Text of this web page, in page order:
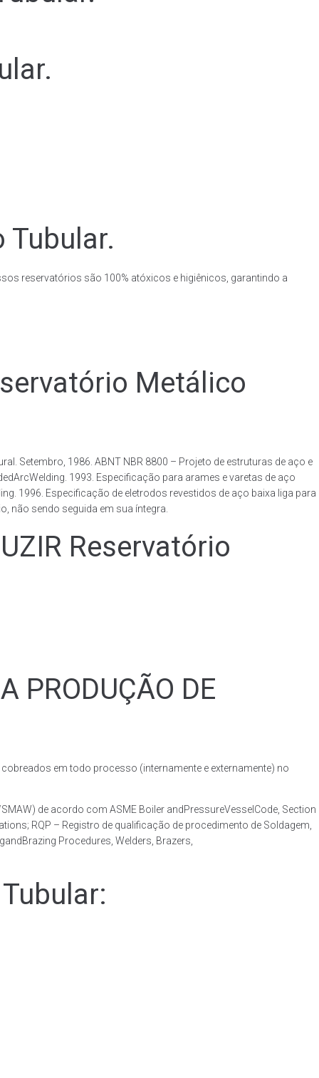
Tubular.
reservatórios são 100% atóxicos e higiênicos, garantindo a
Metálico
Setembro, 1986. ABNT NBR 8800 – Projeto de estruturas de aço e
1993. Especificação para arames e varetas de aço
1996. Especificação de eletrodos revestidos de aço baixa liga para
não sendo seguida em sua íntegra.
Reservatório
PRODUÇÃO DE
em todo processo (internamente e externamente) no
de acordo com ASME Boiler andPressureVesselCode, Section
RQP – Registro de qualificação de procedimento de Soldagem,
Procedures, Welders, Brazers,